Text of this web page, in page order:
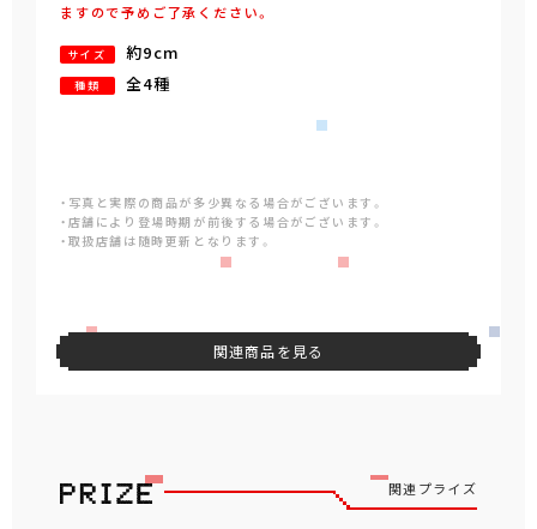
ますので予めご了承ください。
サイズ 約9cm
種類 全4種
・写真と実際の商品が多少異なる場合がございます。
・店舗により登場時期が前後する場合がございます。
・取扱店舗は随時更新となります。
関連商品を見る
関連プライズ